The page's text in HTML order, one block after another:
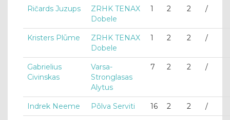
Ričards Juzups
ZRHK TENAX
Dobele
1 2 2 /
Kristers Plūme
ZRHK TENAX
Dobele
1 2 2 /
Gabrielius
Civinskas
Varsa-
Stronglasas
Alytus
7 2 2 /
Indrek Neeme Põlva Serviti 16 2 2 /